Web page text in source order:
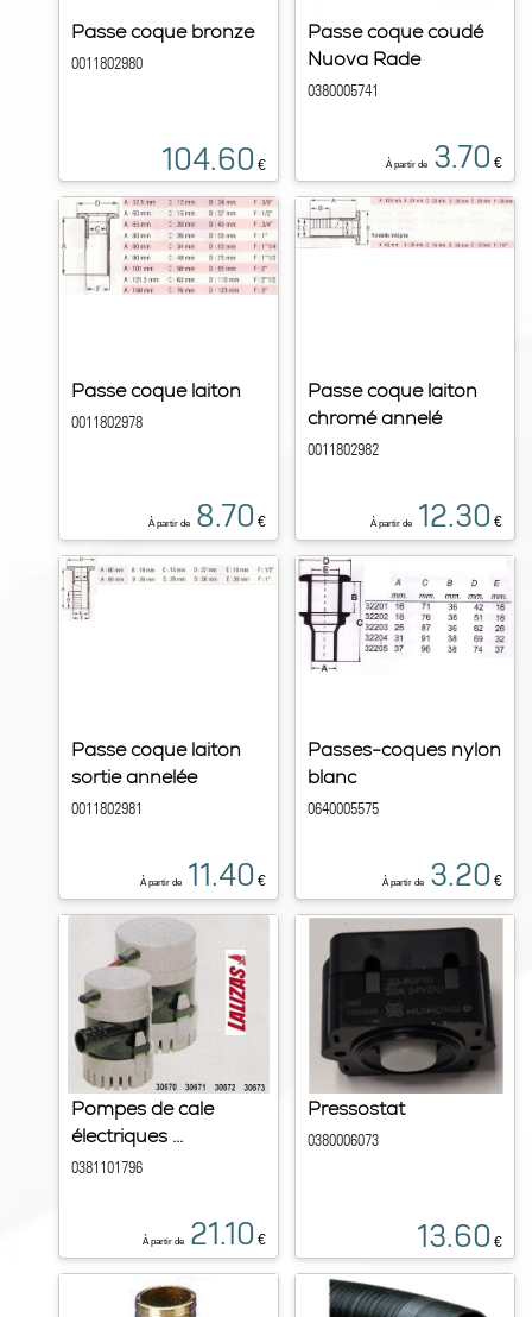
Passe coque bronze
0011802980
104.60 €
Passe coque coudé
Nuova Rade
0380005741
À partir de 3.70 €
Passe coque laiton
0011802978
À partir de 8.70 €
Passe coque laiton
chromé annelé
0011802982
À partir de 12.30 €
Passe coque laiton
sortie annelée
0011802981
À partir de 11.40 €
Passes-coques nylon
blanc
0640005575
À partir de 3.20 €
Pompes de cale
électriques ...
0381101796
À partir de 21.10 €
Pressostat
0380006073
13.60 €